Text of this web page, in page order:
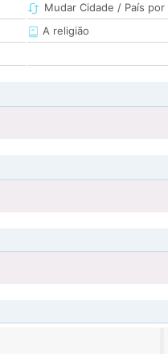
Mudar Cidade / País por
A religião